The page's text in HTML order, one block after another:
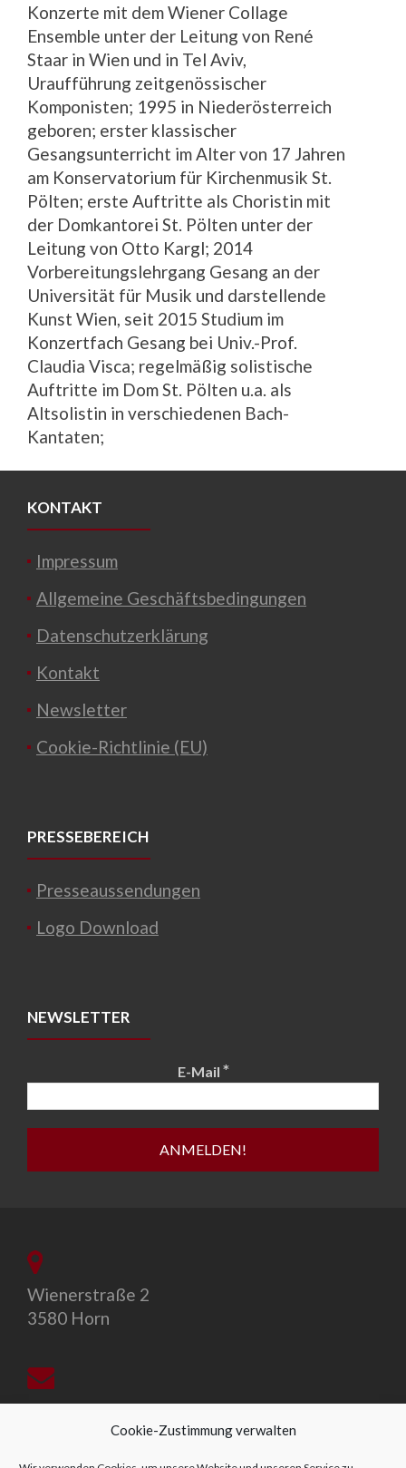
Cookie-Zustimmung verwalten
Konzerte mit dem Wiener Collage
Ensemble unter der Leitung von René
Staar in Wien und in Tel Aviv,
Uraufführung zeitgenössischer
Komponisten; 1995 in Niederösterreich
geboren; erster klassischer
Gesangsunterricht im Alter von 17 Jahren
am Konservatorium für Kirchenmusik St.
Pölten; erste Auftritte als Choristin mit
der Domkantorei St. Pölten unter der
Leitung von Otto Kargl; 2014
Vorbereitungslehrgang Gesang an der
Universität für Musik und darstellende
Kunst Wien, seit 2015 Studium im
Konzertfach Gesang bei Univ.-Prof.
Claudia Visca; regelmäßig solistische
Auftritte im Dom St. Pölten u.a. als
Altsolistin in verschiedenen Bach-
Kantaten;
KONTAKT
Impressum
Allgemeine Geschäftsbedingungen
Datenschutzerklärung
Kontakt
Newsletter
Cookie-Richtlinie (EU)
PRESSEBEREICH
Presseaussendungen
Logo Download
NEWSLETTER
E-Mail *
Wienerstraße 2
3580 Horn
office@allegro-vivo.at